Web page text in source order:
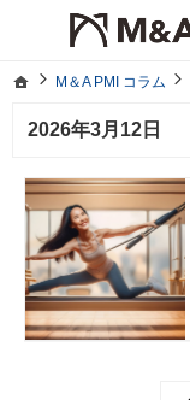
ホームM＆A PMI コラム
2026年3月12日
10年以上の経験。企業の経営統合
M＆A PMI コラム｜M＆A・PMI・
ホームM＆A PMI コラム